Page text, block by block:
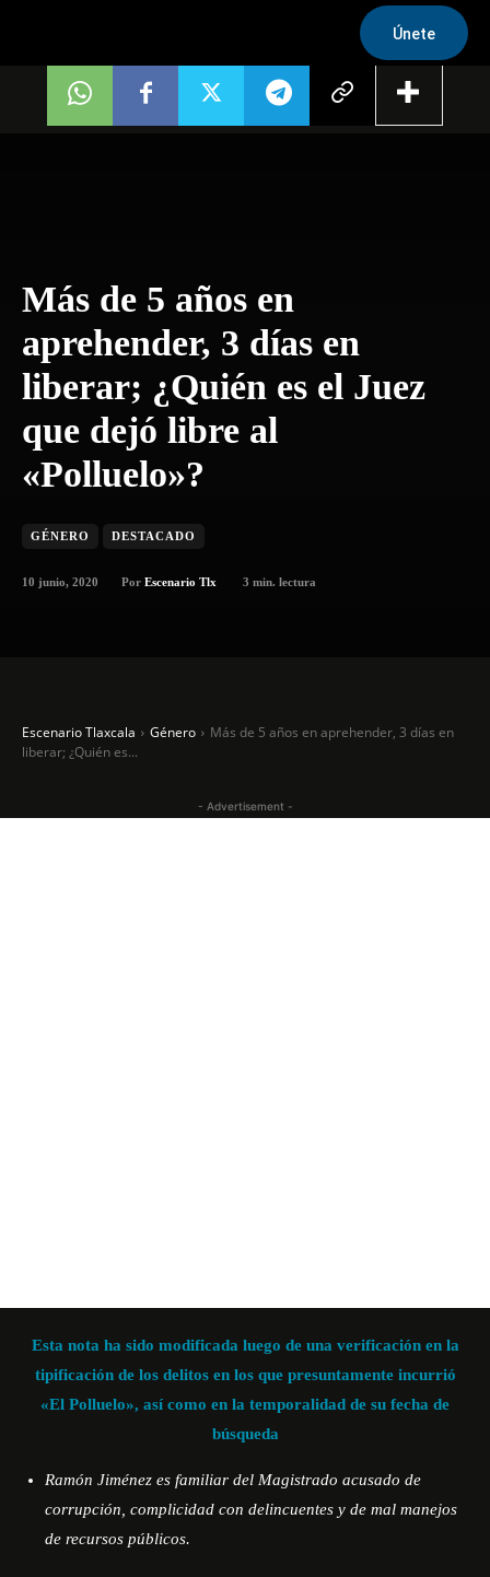
Únete
Más de 5 años en
aprehender, 3 días en
liberar; ¿Quién es el Juez
que dejó libre al
«Polluelo»?
GÉNERO DESTACADO
10 junio, 2020 Por Escenario Tlx 3 min. lectura
Escenario Tlaxcala Género
Más de 5 años en aprehender, 3 días en
liberar; ¿Quién es...
- Advertisement -
Esta nota ha sido modificada luego de una verificación en la
tipificación de los delitos en los que presuntamente incurrió
«El Polluelo», así como en la temporalidad de su fecha de
búsqueda
Ramón Jiménez es familiar del Magistrado acusado de
corrupción, complicidad con delincuentes y de mal manejos
de recursos públicos.